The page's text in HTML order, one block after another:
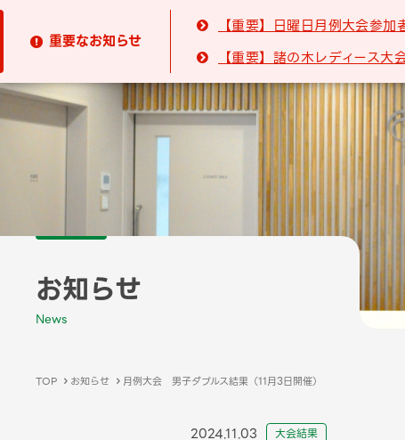
 重要なお知らせ
 【重要】日曜日月例大会参加
 【重要】諸の木レディース大
お知らせ
News
TOP お知らせ 月例大会 男子ダブルス結果（11月3日開催）
2024.11.03 ⼤会結果